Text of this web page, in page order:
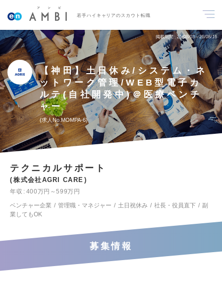
若手ハイキャリアのスカウト転職
掲載期間 26/08/03～26/08/16
【神田】土日休み/システム・ネ
ットワーク管理/WEB型電子カ
ルテ(自社開発中)＠医療ベンチ
ャー
求人No.MOMPA-6
テクニカルサポート
株式会社AGRI CARE
年収
400万円～599万円
ベンチャー企業
管理職・マネジャー 土日祝休み 社長・役員直下
副
業してもOK
募集情報